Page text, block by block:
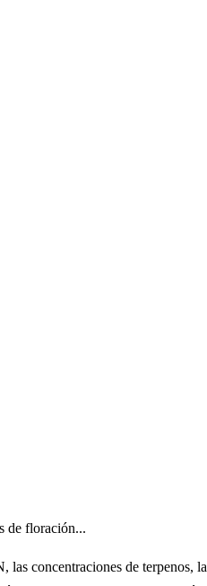
de floración...
concentraciones de terpenos,